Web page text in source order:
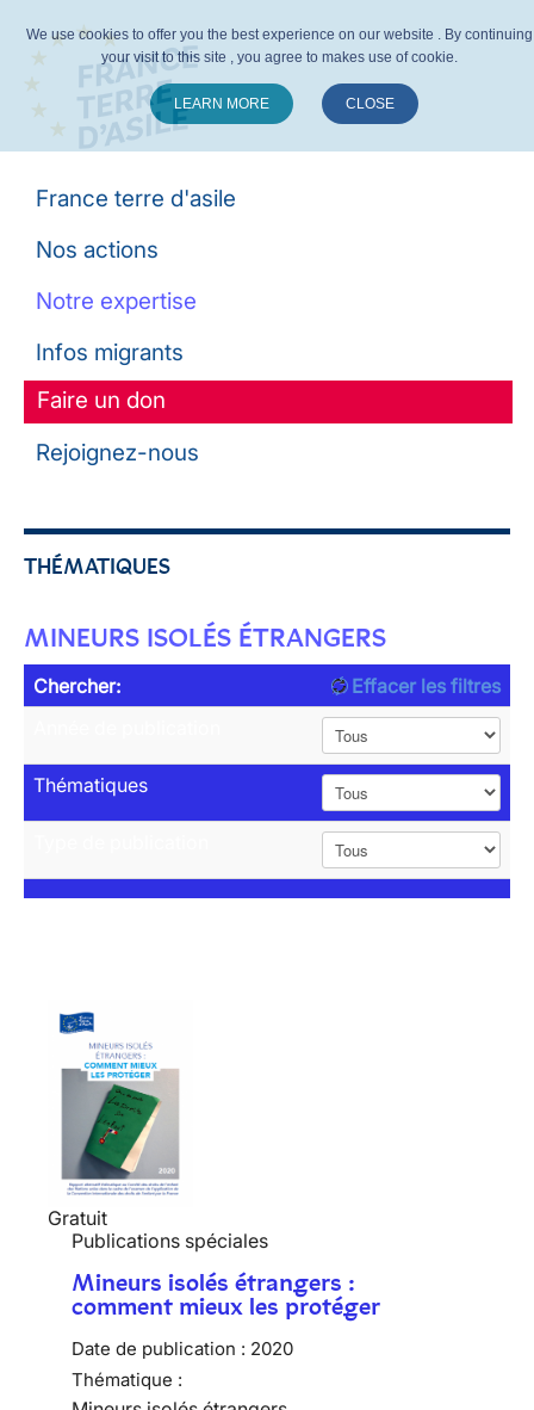
France terre d'asile
Nos actions
Notre expertise
Infos migrants
Faire un don
Rejoignez-nous
THÉMATIQUES
MINEURS ISOLÉS ÉTRANGERS
Chercher:
Effacer les filtres
Thématiques
Gratuit
Publications spéciales
Mineurs isolés étrangers :
comment mieux les protéger
Date de publication : 2020
Thématique :
We use cookies to offer you the best experience on our website . By continuing
your visit to this site , you agree to makes use of cookie.
LEARN MORE CLOSE